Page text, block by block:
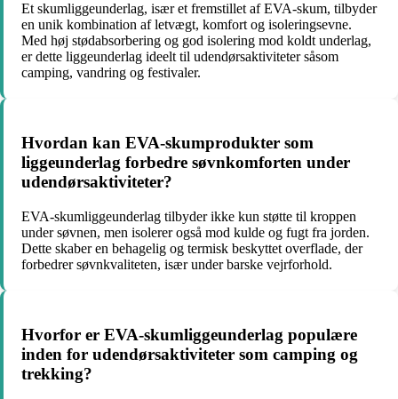
Et skumliggeunderlag, især et fremstillet af EVA-skum, tilbyder
en unik kombination af letvægt, komfort og isoleringsevne.
Med høj stødabsorbering og god isolering mod koldt underlag,
er dette liggeunderlag ideelt til udendørsaktiviteter såsom
camping, vandring og festivaler.
Hvordan kan EVA-skumprodukter som
liggeunderlag forbedre søvnkomforten under
udendørsaktiviteter?
EVA-skumliggeunderlag tilbyder ikke kun støtte til kroppen
under søvnen, men isolerer også mod kulde og fugt fra jorden.
Dette skaber en behagelig og termisk beskyttet overflade, der
forbedrer søvnkvaliteten, især under barske vejrforhold.
Hvorfor er EVA-skumliggeunderlag populære
inden for udendørsaktiviteter som camping og
trekking?